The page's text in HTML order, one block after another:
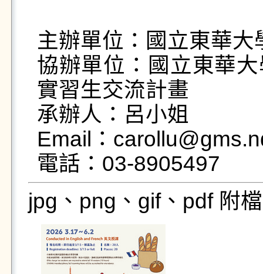
主辦單位：國立東華
協辦單位：國立東華
實習生交流計畫
承辦人：呂小姐
Email：
jpg、png、gif、pdf 附